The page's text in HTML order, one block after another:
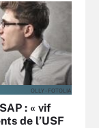
OLLY - FOTOLIA
: « vif
de l’USF